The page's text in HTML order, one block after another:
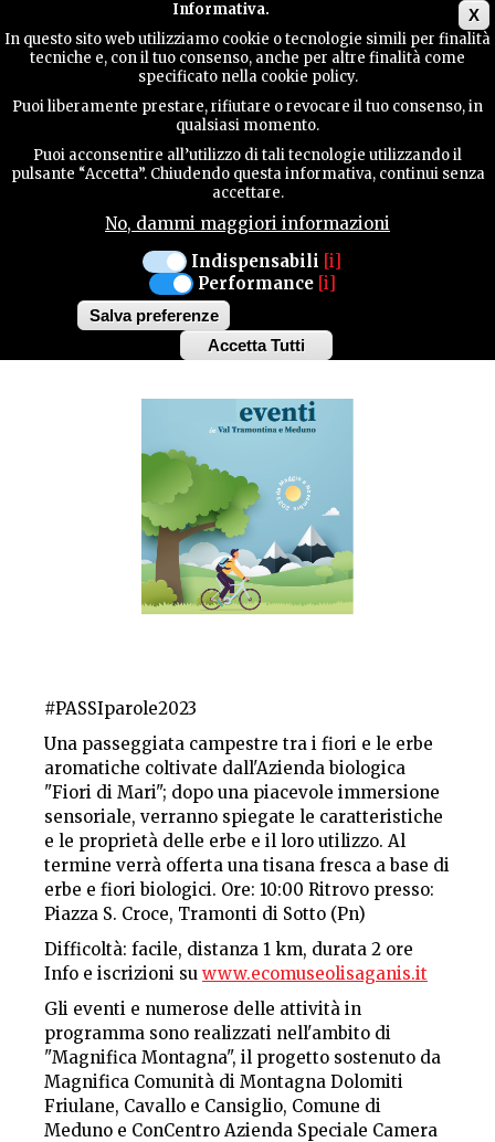
X
Informativa.
In questo sito web utilizziamo cookie o tecnologie simili per finalità
tecniche e, con il tuo consenso, anche per altre finalità come
specificato nella cookie policy.
Puoi liberamente prestare, rifiutare o revocare il tuo consenso, in
qualsiasi momento.
Puoi acconsentire all’utilizzo di tali tecnologie utilizzando il
pulsante “Accetta”. Chiudendo questa informativa, continui senza
accettare.
No, dammi maggiori informazioni
Indispensabili [i]
Performance [i]
Salva preferenze
Accetta Tutti
Withdraw
CONTATTI
MANIFESTAZIONI
TRAMONTI DI SOTTO
DOMENICA 25 GIUGNO
ANDAR PER FIORI ED
ERBE AROMATICHE
#PASSIparole2023
Una passeggiata campestre tra i fiori e le erbe
aromatiche coltivate dall'Azienda biologica
"Fiori di Mari"; dopo una piacevole immersione
sensoriale, verranno spiegate le caratteristiche
e le proprietà delle erbe e il loro utilizzo. Al
termine verrà offerta una tisana fresca a base di
erbe e fiori biologici. Ore: 10:00 Ritrovo presso:
Piazza S. Croce, Tramonti di Sotto (Pn)
Difficoltà: facile, distanza 1 km, durata 2 ore
Info e iscrizioni su www.ecomuseolisaganis.it
Gli eventi e numerose delle attività in
programma sono realizzati nell'ambito di
"Magnifica Montagna", il progetto sostenuto da
Magnifica Comunità di Montagna Dolomiti
Friulane, Cavallo e Cansiglio, Comune di
Meduno e ConCentro Azienda Speciale Camera